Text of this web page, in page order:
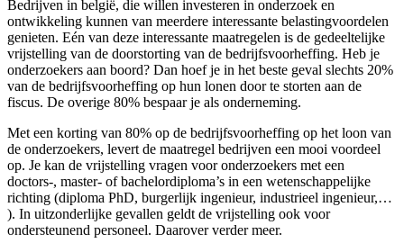
Bedrijven in belgië, die willen investeren in onderzoek en
ontwikkeling kunnen van meerdere interessante belastingvoordelen
genieten. Eén van deze interessante maatregelen is de gedeeltelijke
vrijstelling van de doorstorting van de bedrijfsvoorheffing. Heb je
onderzoekers aan boord? Dan hoef je in het beste geval slechts 20%
van de bedrijfsvoorheffing op hun lonen door te storten aan de
fiscus. De overige 80% bespaar je als onderneming.
Met een korting van 80% op de bedrijfsvoorheffing op het loon van
de onderzoekers, levert de maatregel bedrijven een mooi voordeel
op. Je kan de vrijstelling vragen voor onderzoekers met een
doctors-, master- of bachelordiploma’s in een wetenschappelijke
richting (diploma PhD, burgerlijk ingenieur, industrieel ingenieur,…
). In uitzonderlijke gevallen geldt de vrijstelling ook voor
ondersteunend personeel. Daarover verder meer.